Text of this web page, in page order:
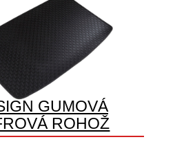
GUMOVÁ
ROHOŽ